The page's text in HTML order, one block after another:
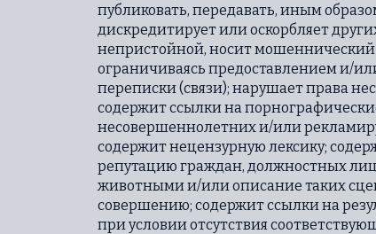
публиковать, передавать, иным
дискредитирует или оскорбляет
непристойной, носит мошеннический
ограничиваясь предоставлением и/
переписки (связи); нарушает права
содержит ссылки на
несовершеннолетних и/или
содержит нецензурную лексику;
репутацию граждан, должностных
животными и/или описание таких
совершению; содержит ссылки на
при условии отсутствия